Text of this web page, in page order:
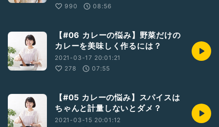
990
08:56
【#06 カレーの悩み】野菜だけの
カレーを美味しく作るには？
2021-03-17 20:01:21
278
07:55
【#05 カレーの悩み】スパイスは
ちゃんと計量しないとダメ？
2021-03-15 20:01:12